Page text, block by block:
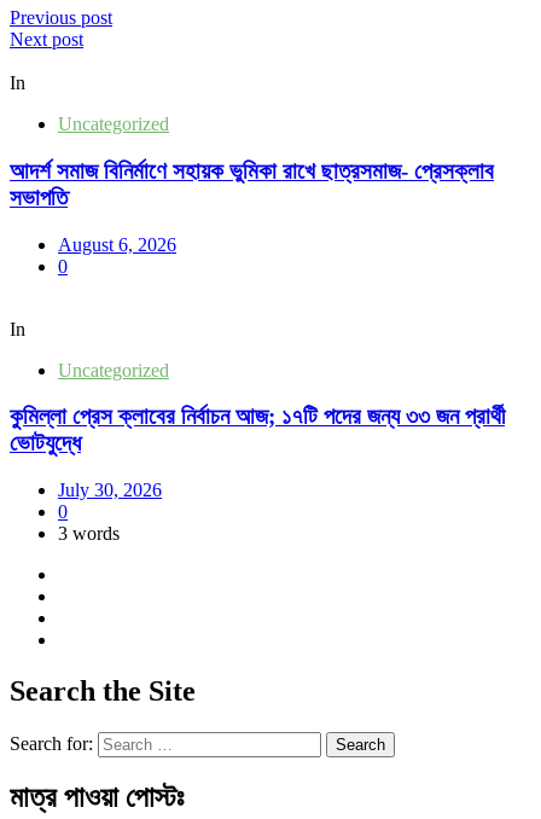
Previous post
Next post
In
Uncategorized
আদর্শ সমাজ বিনির্মাণে সহায়ক ভুমিকা রাখে ছাত্রসমাজ- প্রেসক্লাব
সভাপতি
August 6, 2026
0
In
Uncategorized
কুমিল্লা প্রেস ক্লাবের নির্বাচন আজ; ১৭টি পদের জন্য ৩৩ জন প্রার্থী
ভোটযুদ্ধে
July 30, 2026
0
3 words
Search the Site
Search for:
মাত্র পাওয়া পোস্টঃ